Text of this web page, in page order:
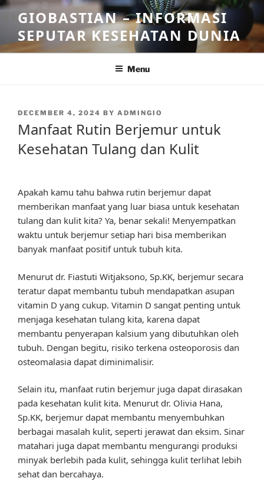
Skip
content
GIOBASTIAN – INFORMASI
SEPUTAR KESEHATAN DUNIA
Menu
POSTED
DECEMBER 4, 2024 BY ADMINGIO
Manfaat Rutin Berjemur untuk
Kesehatan Tulang dan Kulit
Apakah kamu tahu bahwa rutin berjemur dapat
memberikan manfaat yang luar biasa untuk kesehatan
tulang dan kulit kita? Ya, benar sekali! Menyempatkan
waktu untuk berjemur setiap hari bisa memberikan
banyak manfaat positif untuk tubuh kita.
Menurut dr. Fiastuti Witjaksono, Sp.KK, berjemur secara
teratur dapat membantu tubuh mendapatkan asupan
vitamin D yang cukup. Vitamin D sangat penting untuk
menjaga kesehatan tulang kita, karena dapat
membantu penyerapan kalsium yang dibutuhkan oleh
tubuh. Dengan begitu, risiko terkena osteoporosis dan
osteomalasia dapat diminimalisir.
Selain itu, manfaat rutin berjemur juga dapat dirasakan
pada kesehatan kulit kita. Menurut dr. Olivia Hana,
Sp.KK, berjemur dapat membantu menyembuhkan
berbagai masalah kulit, seperti jerawat dan eksim. Sinar
matahari juga dapat membantu mengurangi produksi
minyak berlebih pada kulit, sehingga kulit terlihat lebih
sehat dan bercahaya.